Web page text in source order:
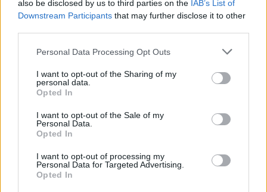
also be disclosed by us to third parties on the IAB’s List of
Downstream Participants that may further disclose it to other
Personal Data Processing Opt Outs
I want to opt-out of the Sharing of my
personal data.
Opted In
I want to opt-out of the Sale of my
Personal Data.
Opted In
I want to opt-out of processing my
Personal Data for Targeted Advertising.
Opted In
Férias de Verão em Sousel levam
crianças a conhecer bombeiros, GNR e
instituições locais
Luís Diabão -